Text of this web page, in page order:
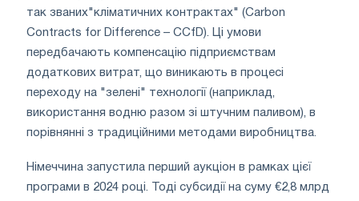
так званих"кліматичних контрактах" (Carbon
Contracts for Difference – CCfD). Ці умови
передбачають компенсацію підприємствам
додаткових витрат, що виникають в процесі
переходу на "зелені" технології (наприклад,
використання водню разом зі штучним паливом), в
порівнянні з традиційними методами виробництва.
Німеччина запустила перший аукціон в рамках цієї
програми в 2024 році. Тоді субсидії на суму €2,8 млрд